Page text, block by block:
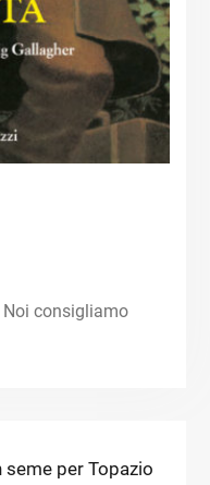
Noi consigliamo
seme per Topazio